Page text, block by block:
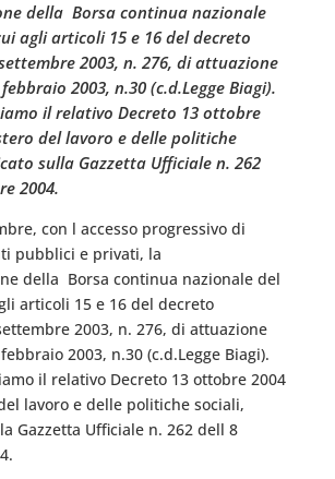
della  Borsa continua nazionale
agli articoli 15 e 16 del decreto
2003, n. 276, di attuazione
2003, n.30 (c.d.Legge Biagi).
il relativo Decreto 13 ottobre
del lavoro e delle politiche
sulla Gazzetta Ufficiale n. 262
2004.
con l accesso progressivo di
pubblici e privati, la
della  Borsa continua nazionale del
articoli 15 e 16 del decreto
2003, n. 276, di attuazione
2003, n.30 (c.d.Legge Biagi).
il relativo Decreto 13 ottobre 2004
lavoro e delle politiche sociali,
Gazzetta Ufficiale n. 262 dell 8